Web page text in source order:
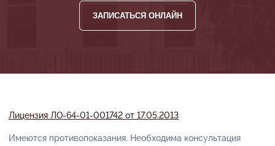
ЗАПИСАТЬСЯ ОНЛАЙН
Лицензия ЛО-64-01-001742 от 17.05.2013
Имеются противопоказания. Необходима консультация